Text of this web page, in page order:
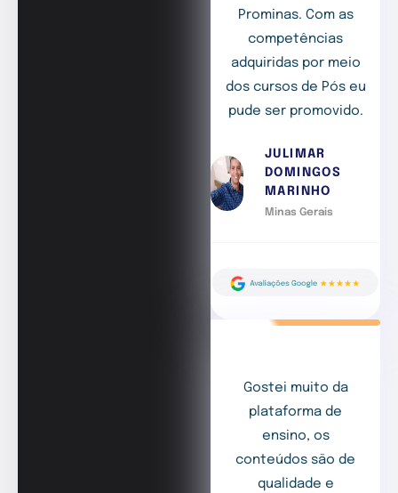
Prominas. Com as
competências
adquiridas por meio
dos cursos de Pós eu
pude ser promovido.
JULIMAR
DOMINGOS
MARINHO
Minas Gerais
Gostei muito da
plataforma de
ensino, os
conteúdos são de
qualidade e